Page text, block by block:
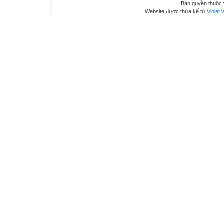
Bản quyền
Website được thừa kế từ